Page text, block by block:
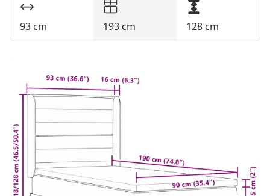
93 cm 193 cm 128 cm